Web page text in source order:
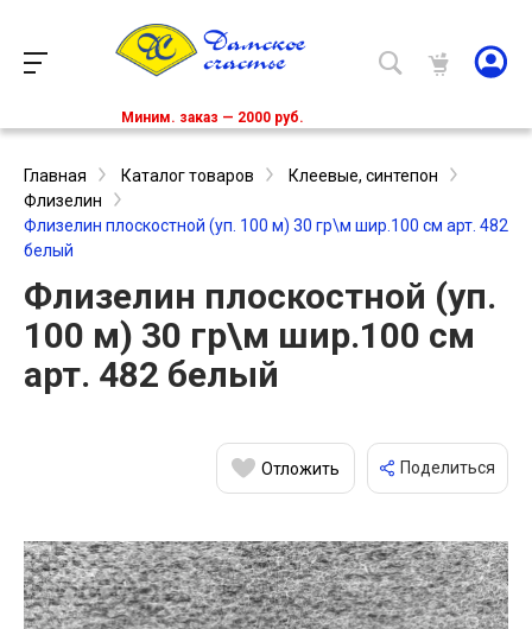
Миним. заказ — 2000 руб.
Главная Каталог товаров
Клеевые, синтепон
Флизелин
Флизелин плоскостной (уп. 100 м) 30 гр\м шир.100 см арт. 482
белый
Флизелин плоскостной (уп.
100 м) 30 гр\м шир.100 см
арт. 482 белый
Отложить Поделиться